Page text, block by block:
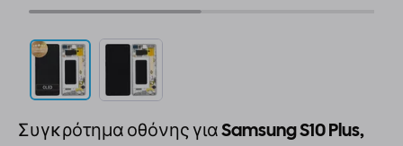
Συγκρότημα οθόνης για Samsung S10 Plus,